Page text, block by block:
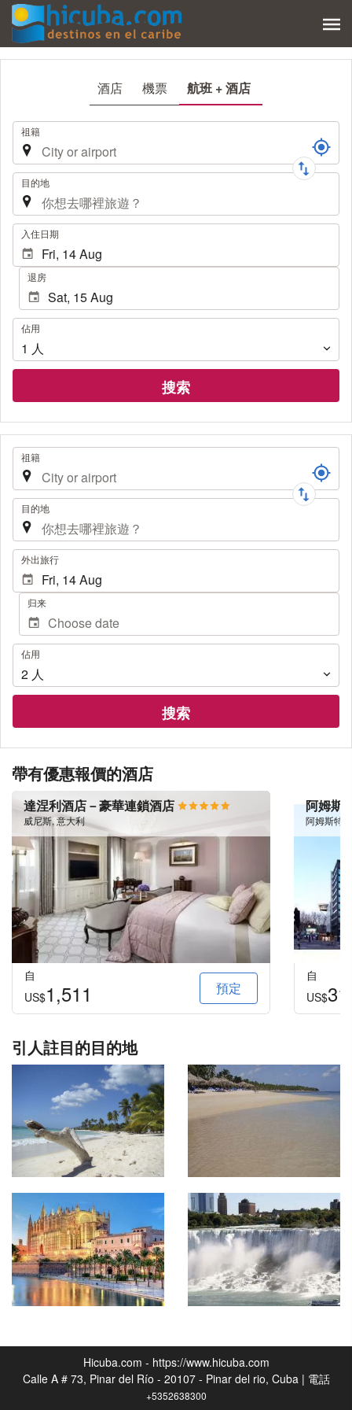
酒店 機票 航班 + 酒店
旅祖籍
目的地
. 入住日期
退房
佔佔用
1 人
搜索
旅祖籍
目的地
. 外出旅行
归来
佔
用
佔用
2 人
搜索
帶有優惠報價的酒店
達涅利酒店－豪華連鎖酒店
威尼斯, 意大利
自
US$1,511 預定
阿姆斯
阿姆斯特
自
US$
引人註目的目的地
Hicuba.com - https://www.hicuba.com
Calle A # 73, Pinar del Río - 20107 - Pinar del rio, Cuba | 電話
+5352638300